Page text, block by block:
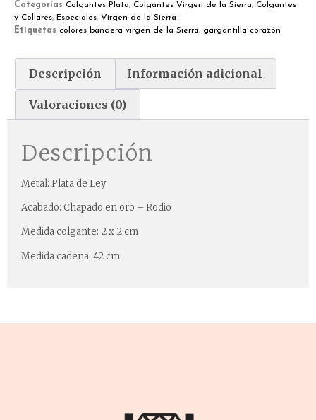
Categorías Colgantes Plata, Colgantes Virgen de la Sierra, Colgantes
y Collares, Especiales, Virgen de la Sierra
Etiquetas colores bandera virgen de la Sierra, gargantilla corazón
Descripción Información adicional
Valoraciones (0)
Descripción
Metal: Plata de Ley
Acabado: Chapado en oro – Rodio
Medida colgante: 2 x 2 cm
Medida cadena: 42 cm